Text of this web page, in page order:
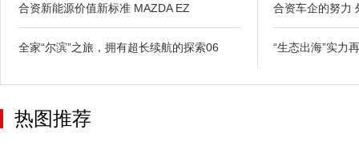
合资新能源价值新标准 MAZDA EZ
全家“尔滨”之旅，拥有超长续航的探索06
合资车企的努力
“生态出海”实力
热图推荐